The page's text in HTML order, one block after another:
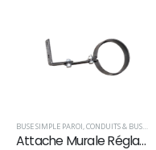
BUSE SIMPLE PAROI CONDUITS & BUSES
Attache Murale Réglable